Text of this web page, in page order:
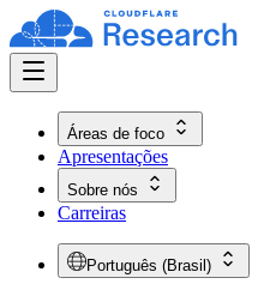
Áreas de foco
Apresentações
Sobre nós
Carreiras
Português (Brasil)